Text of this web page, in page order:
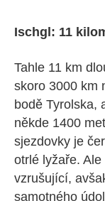
Ischgl: 11
Tahle 11 km
skoro 3000 km
bodě Tyrolska,
někde 1400
sjezdovky je
otrlé lyžaře.
vzrušující,
samotného